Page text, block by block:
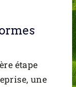
étape
une